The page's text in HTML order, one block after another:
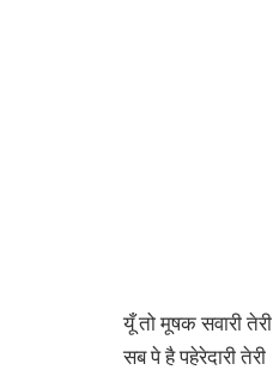
यूँ तो मूषक सवारी तेरी
सब पे है पहेरेदारी तेरी